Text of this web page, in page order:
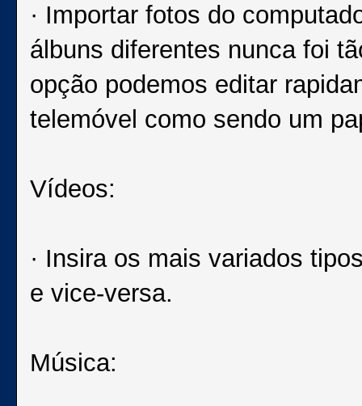
· Importar fotos do
álbuns diferentes nunca foi
opção podemos editar
telemóvel como sendo um
Vídeos:
· Insira os mais variados
e vice-versa.
Música: